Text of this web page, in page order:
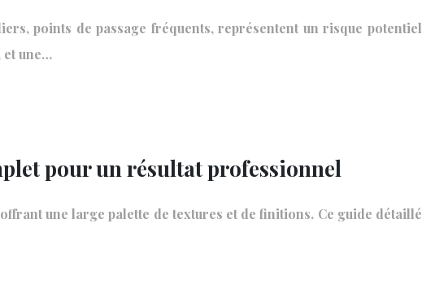
points de passage fréquents, représentent un risque potentiel
et une…
pour un résultat professionnel
une large palette de textures et de finitions. Ce guide détaillé